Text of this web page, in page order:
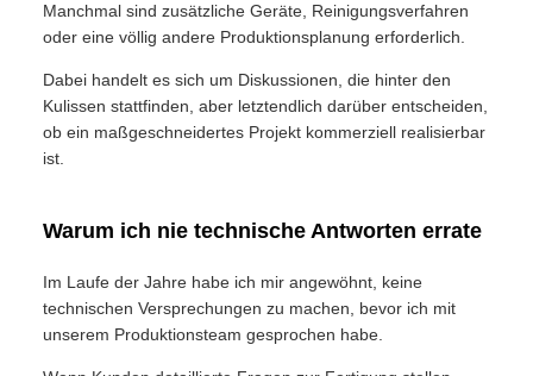
Manchmal sind zusätzliche Geräte, Reinigungsverfahren
oder eine völlig andere Produktionsplanung erforderlich.
Dabei handelt es sich um Diskussionen, die hinter den
Kulissen stattfinden, aber letztendlich darüber entscheiden,
ob ein maßgeschneidertes Projekt kommerziell realisierbar
ist.
Warum ich nie technische Antworten errate
Im Laufe der Jahre habe ich mir angewöhnt, keine
technischen Versprechungen zu machen, bevor ich mit
unserem Produktionsteam gesprochen habe.